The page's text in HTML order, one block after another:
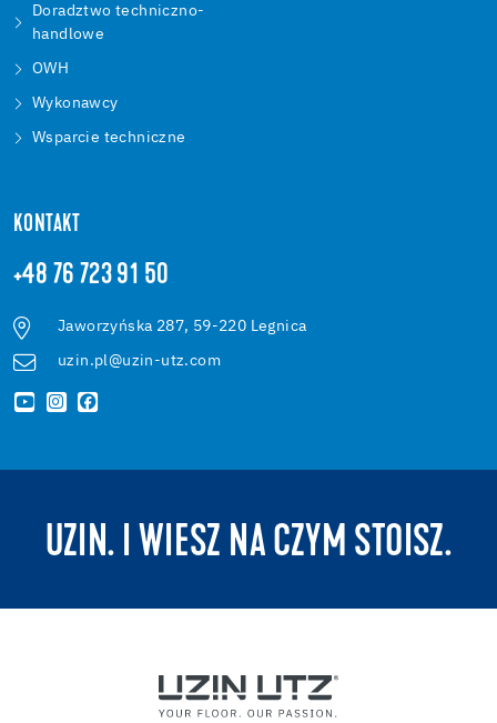
Doradztwo techniczno-
handlowe
OWH
Wykonawcy
Wsparcie techniczne
KONTAKT
+48 76 723 91 50
Jaworzyńska 287, 59-220 Legnica
uzin.pl@uzin-utz.com
UZIN. I WIESZ NA CZYM STOISZ.